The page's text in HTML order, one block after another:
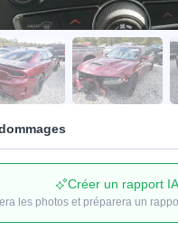
Créer un rapport IA
les photos et préparera un